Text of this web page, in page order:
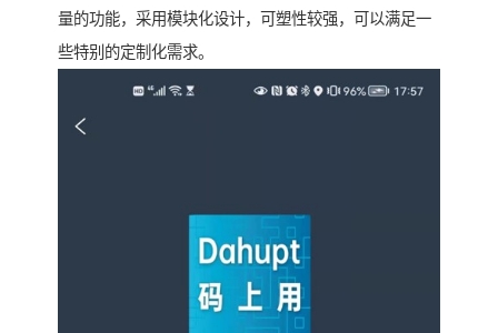
量的功能，采用模块化设计，可塑性较强，可以满足一
些特别的定制化需求。